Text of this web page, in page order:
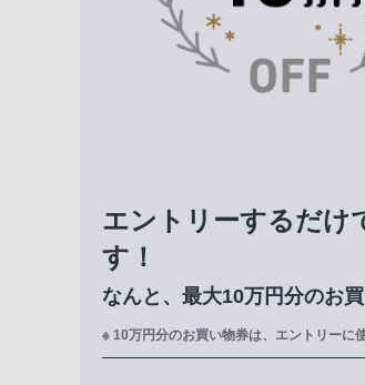
エントリーするだけ
す！
なんと、最大10万円分のお
※ 10万円分のお買い物券は、エントリーに